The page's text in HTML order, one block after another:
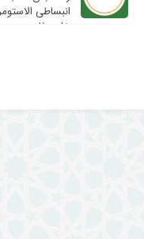
انبساطی
خلیج فار